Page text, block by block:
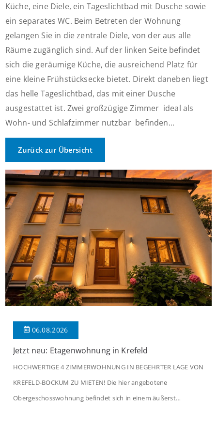
Küche, eine Diele, ein Tageslichtbad mit Dusche sowie
ein separates WC. Beim Betreten der Wohnung
gelangen Sie in die zentrale Diele, von der aus alle
Räume zugänglich sind. Auf der linken Seite befindet
sich die geräumige Küche, die ausreichend Platz für
eine kleine Frühstücksecke bietet. Direkt daneben liegt
das helle Tageslichtbad, das mit einer Dusche
ausgestattet ist. Zwei großzügige Zimmer  ideal als
Wohn- und Schlafzimmer nutzbar  befinden...
Zurück zur Übersicht
06.08.2026
Jetzt neu: Etagenwohnung in Krefeld
HOCHWERTIGE 4 ZIMMERWOHNUNG IN BEGEHRTER LAGE VON
KREFELD-BOCKUM ZU MIETEN! Die hier angebotene
Obergeschosswohnung befindet sich in einem äußerst